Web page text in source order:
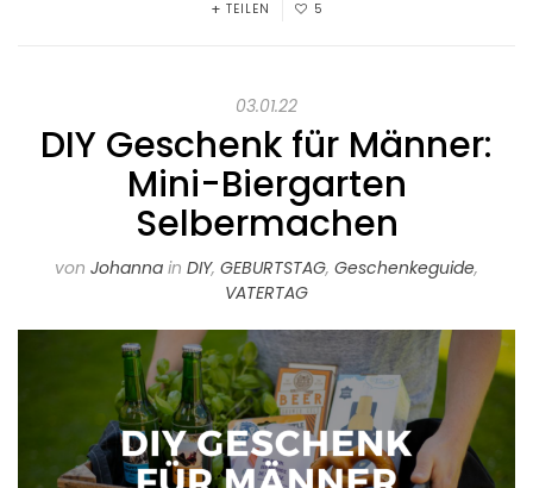
TEILEN 5
03.01.22
DIY Geschenk für Männer:
Mini-Biergarten
Selbermachen
von Johanna in DIY, GEBURTSTAG, Geschenkeguide,
VATERTAG